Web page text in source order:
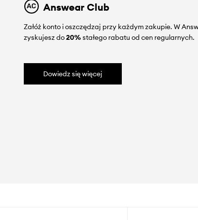
Answear Club
Załóż konto i oszczędzaj przy każdym zakupie. W
zyskujesz do20%stałego rabatu od cen regularnych.
Dowiedz się więcej